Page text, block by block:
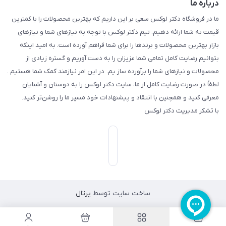
درباره ما
ما در فروشگاه دکتر لوکس سعی بر این داریم که بهترین محصولات را با کمترین
قیمت به شما ارائه دهیم. تیم دکتر لوکس با توجه به نیازهای شما و نیازهای
بازار بهترین محصولات و برندها را برای شما فراهم آورده است. به امید اینکه
بتوانیم رضایت کامل تمامی شما عزیزان را به دست آوریم و گستره زیادی از
محصولات و نیازهای شما را برآورده ساز یم. در این امر نیازمند کمک شما هستیم .
لطفاً در صورت رضایت کامل از ما، سایت دکتر لوکس را به دوستان و آشنایان
معرفی کنید و همچنین با انتقاد و پیشنهادات خود مسیر ما را روشن‌تر کنید.
با تشکر مدیریت دکتر لوکس
ساخت سایت توسط پرتال